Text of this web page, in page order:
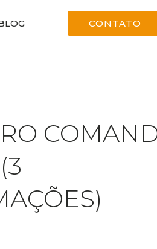
CONTATO